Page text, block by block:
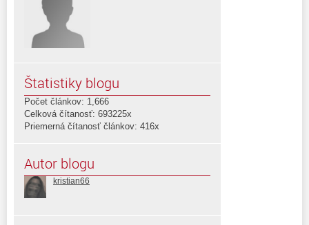
Štatistiky blogu
Počet článkov: 1,666
Celková čítanosť: 693225x
Priemerná čítanosť článkov: 416x
Autor blogu
kristian66